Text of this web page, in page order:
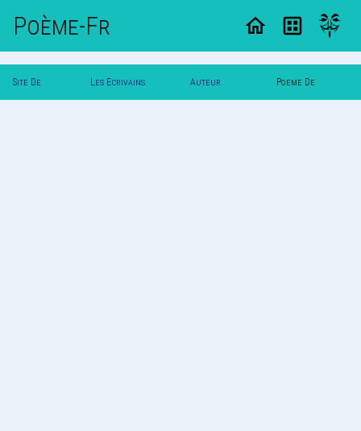
Poème-Fr
Site De Les Ecrivains Auteur Poeme De